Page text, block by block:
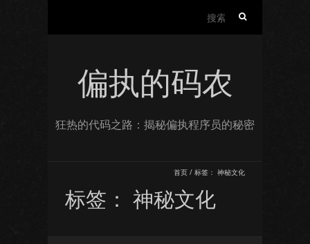
偏执的码农
狂热的代码之路：揭秘偏执程序员的秘密
首页 / 标签： 神秘文化
标签： 神秘文化